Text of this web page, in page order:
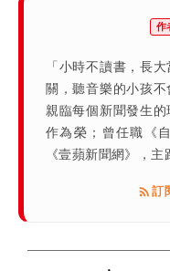
作
「小時不讀書，長
關，聽音樂的小孩
親臨每個新聞發生
作為榮；曾任職《
《壹蘋新聞網》，主
訂